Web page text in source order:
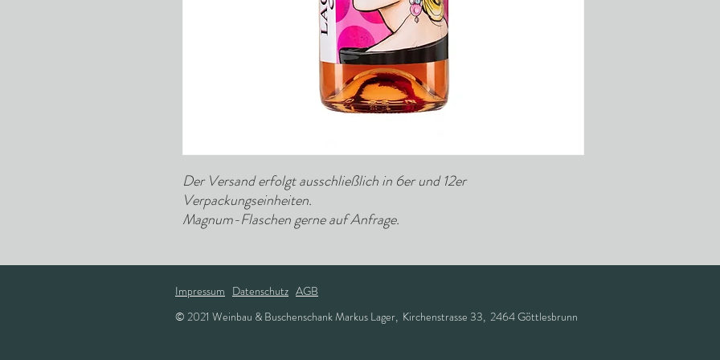
Der Versand erfolgt ausschließlich in 6er und 12er
Verpackungseinheiten.
Magnum-Flaschen gerne auf Anfrage.
Impressum Datenschutz AGB
© 2021 Weinbau & Buschenschank Markus Lager, Kirchenstrasse 33, 2464 Göttlesbrunn